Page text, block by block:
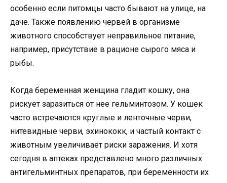
особенно если питомцы часто бывают на улице, на
даче. Также появлению червей в организме
животного способствует неправильное питание,
например, присутствие в рационе сырого мяса и
рыбы.
Когда беременная женщина гладит кошку, она
рискует заразиться от нее гельминтозом. У кошек
часто встречаются круглые и ленточные черви,
нитевидные черви, эхинококк, и частый контакт с
животным увеличивает риски заражения. И хотя
сегодня в аптеках представлено много различных
антигельминтных препаратов, при беременности их